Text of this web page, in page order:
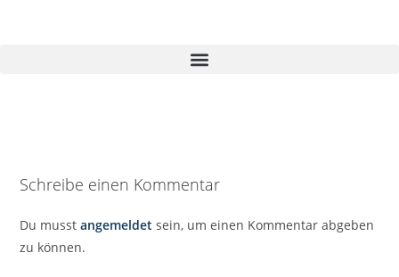
Schreibe einen Kommentar
Du musstangemeldet sein, um einen Kommentar abgeben
zu können.